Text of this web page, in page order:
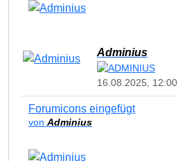
Adminius
16.08.2025, 12:00
Forumicons eingefügt
von Adminius